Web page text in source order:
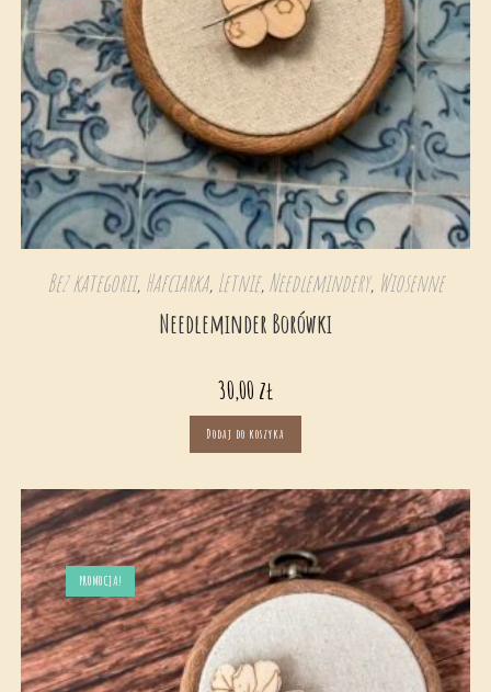
Bez kategorii, Hafciarka, Letnie,Needlemindery, Wiosenne
Needleminder Borówki
30,00 zł
Dodaj do koszyka
PROMOCJA!